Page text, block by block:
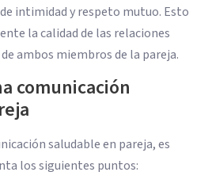
intimidad y respeto mutuo. Esto
la calidad de las relaciones
ambos miembros de la pareja.
comunicación
saludable en pareja, es
los siguientes puntos: